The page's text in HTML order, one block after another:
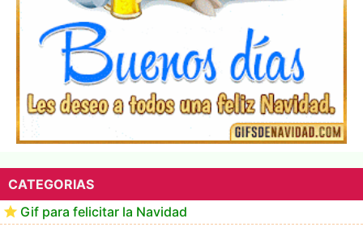
CATEGORIAS
Gif para felicitar la Navidad